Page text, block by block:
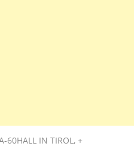
60HALL IN TIROL, +